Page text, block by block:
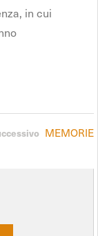
in cui
MEMORIE